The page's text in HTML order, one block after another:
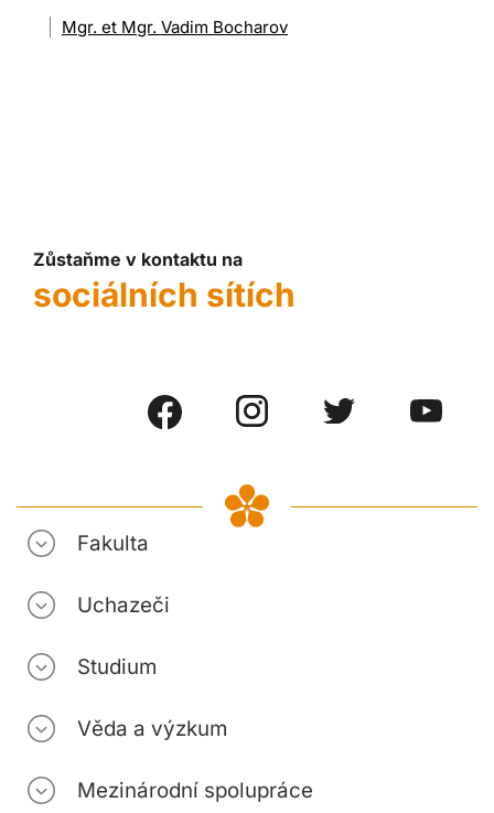
Mgr. et Mgr. Vadim Bocharov
Zůstaňme v kontaktu na
sociálních sítích
Fakulta
Uchazeči
Studium
Věda a výzkum
Mezinárodní spolupráce